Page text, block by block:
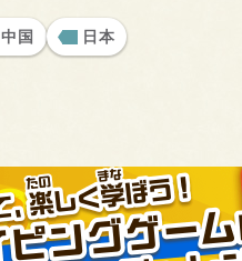
中国 日本